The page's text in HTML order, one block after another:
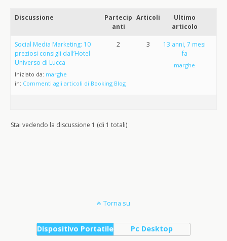
Discussione
Partecip
anti
Articoli
Ultimo
articolo
Social Media Marketing: 10
preziosi consigli dall’Hotel
Universo di Lucca
Iniziato da: marghe
in: Commenti agli articoli di Booking Blog
2 3
13 anni, 7 mesi
fa
marghe
Stai vedendo la discussione 1 (di 1 totali)
Torna su
Dispositivo Portatile Pc Desktop